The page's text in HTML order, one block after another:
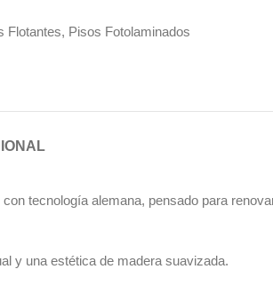
Flotantes, Pisos Fotolaminados
tecnología alemana, pensado para
y una estética de madera suavizada.